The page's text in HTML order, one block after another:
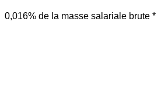
0,016% de la masse salariale brute *